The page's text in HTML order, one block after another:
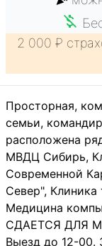
2 000 ₽
Просторная,
семьи,
расположена
МВДЦ Сибирь,
Современной
Север",
Медицина
СДАЕТСЯ ДЛЯ
Выезд до 12-00.